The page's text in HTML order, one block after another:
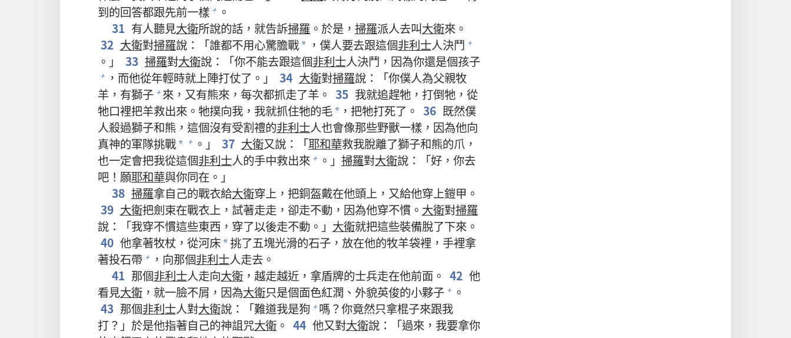
到的回答都跟先前一樣 + 。
31 有人聽見大衛所說的話，就告訴掃羅。於是， 掃羅派人去叫大衛來。
32 大衛對掃羅說：「誰都不用心驚膽戰* ，僕人要去跟這個非利士人決鬥 +
。」 33 掃羅對大衛說：「你不能去跟這個非利士人決鬥，因為你還是個孩子
+ ，而他從年輕時就上陣打仗了。」 34 大衛對掃羅說：「你僕人為父親牧
羊，有獅子 + 來，又有熊來，每次都抓走了羊。 35 我就追趕牠，打倒牠，從
牠口裡把羊救出來。牠撲向我，我就抓住牠的毛* ，把牠打死了。 36 既然僕
人殺過獅子和熊，這個沒有受割禮的非利士人也會像那些野獸一樣，因為他向
真神的軍隊挑戰* + 。」 37 大衛又說：「耶和華救我脫離了獅子和熊的爪，
也一定會把我從這個非利士人的手中救出來 + 。」 掃羅對大衛說：「好，你去
吧！願耶和華與你同在。」
38 掃羅拿自己的戰衣給大衛穿上，把銅盔戴在他頭上，又給他穿上鎧甲。
39 大衛把劍束在戰衣上，試著走走，卻走不動，因為他穿不慣。 大衛對掃羅
說：「我穿不慣這些東西，穿了以後走不動。」 大衛就把這些裝備脫了下來。
40 他拿著牧杖，從河床*挑了五塊光滑的石子，放在他的牧羊袋裡，手裡拿
著投石帶 + ，向那個非利士人走去。
41 那個非利士人走向大衛，越走越近，拿盾牌的士兵走在他前面。 42 他
看見大衛 ，就一臉不屑，因為大衛只是個面色紅潤、外貌英俊的小夥子 + 。
43 那個非利士人對大衛說：「難道我是狗 + 嗎？你竟然只拿棍子來跟我
打？」於是他指著自己的神詛咒大衛 。 44 他又對大衛說：「過來，我要拿你